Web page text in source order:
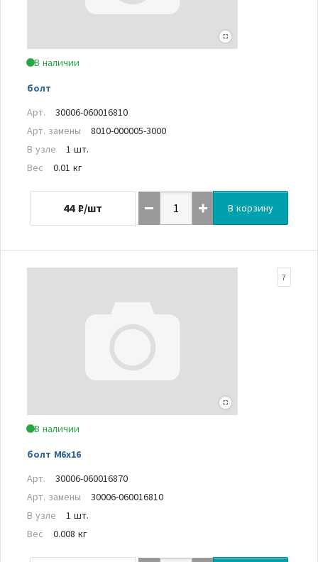
В наличии
болт
Арт.
30006-060016810
Арт. замены
8010-000005-3000
В узле
1 шт.
Вес
0.01 кг
44 ₽/шт В корзину
В наличии
болт M6x16
7
Арт.
30006-060016870
Арт. замены
30006-060016810
В узле
1 шт.
Вес
0.008 кг